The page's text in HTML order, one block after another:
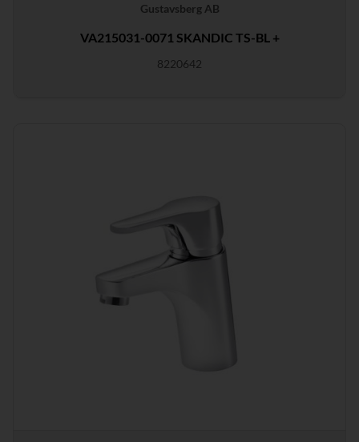
Gustavsberg AB
VA215031-0071 SKANDIC TS-BL +
8220642